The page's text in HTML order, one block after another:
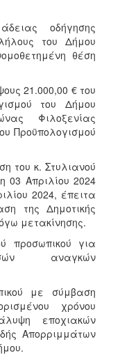
οδήγησης
του Δήμου
θέση
21.000,00 € του
του Δήμου
Φιλοξενίας
Προϋπολογισμού
του κ. Στυλιανού
03 Απριλίου 2024
2024, έπειτα
της Δημοτικής
μετακίνησης.
προσωπικού για
αναγκών
με σύμβαση
χρόνου
εποχιακών
Απορριμμάτων